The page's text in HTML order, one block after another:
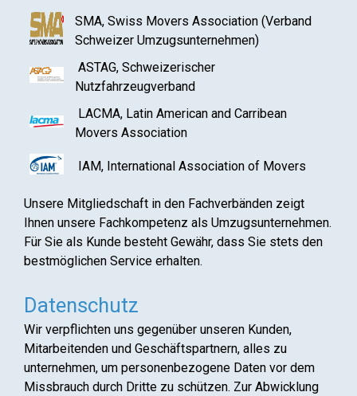
SMA, Swiss Movers Association (Verband
Schweizer Umzugsunternehmen)
ASTAG, Schweizerischer
Nutzfahrzeugverband
LACMA, Latin American and Carribean
Movers Association
IAM, International Association of Movers
Unsere Mitgliedschaft in den Fachverbänden zeigt
Ihnen unsere Fachkompetenz als Umzugsunternehmen.
Für Sie als Kunde besteht Gewähr, dass Sie stets den
bestmöglichen Service erhalten.
Datenschutz
Wir verpflichten uns gegenüber unseren Kunden,
Mitarbeitenden und Geschäftspartnern, alles zu
unternehmen, um personenbezogene Daten vor dem
Missbrauch durch Dritte zu schützen. Zur Abwicklung